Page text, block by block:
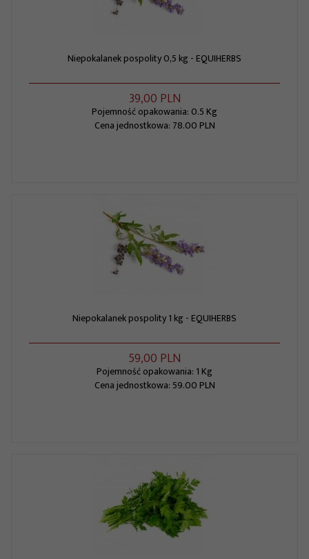
Niepokalanek pospolity 0,5 kg - EQUIHERBS
39,00 PLN
Pojemność opakowania: 0.5 Kg
Cena jednostkowa: 78.00 PLN
Niepokalanek pospolity 1 kg - EQUIHERBS
59,00 PLN
Pojemność opakowania: 1 Kg
Cena jednostkowa: 59.00 PLN